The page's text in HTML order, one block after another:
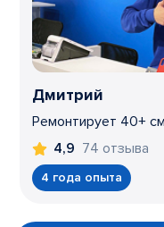
Дмитрий
Ремонтирует 40+
4,9 74 отзыва
4 года опыта